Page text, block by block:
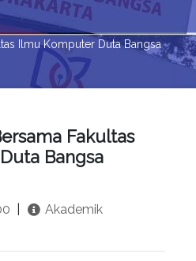
Ilmu Komputer Duta Bangsa
Fakultas
Bangsa
Akademik